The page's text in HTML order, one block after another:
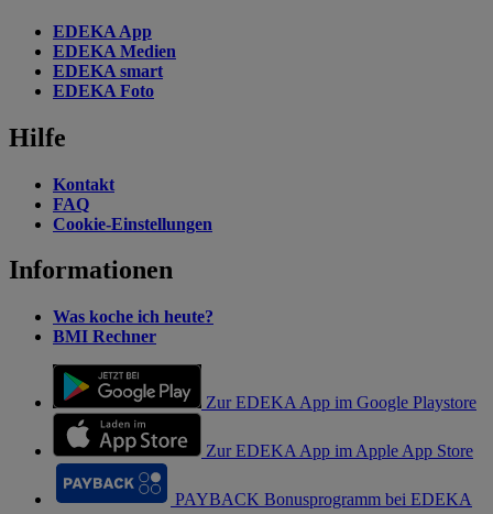
EDEKA App
EDEKA Medien
EDEKA smart
EDEKA Foto
Hilfe
Kontakt
FAQ
Cookie-Einstellungen
Informationen
Was koche ich heute?
BMI Rechner
Zur EDEKA App im Google Playstore
Zur EDEKA App im Apple App Store
PAYBACK Bonusprogramm bei EDEKA